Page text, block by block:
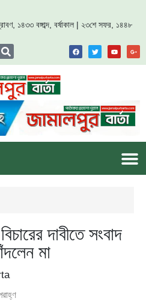
১৪৩৩ বঙ্গাব্দ, বর্ষাকাল | ২৩শে সফর, ১৪৪৮
দাবীতে সংবাদ
মা